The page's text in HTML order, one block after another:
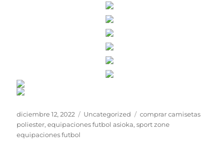
Publicado
el
diciembre 12, 2022 Categorías
Uncategorized Etiquetas
comprar camisetas
poliester,equipaciones futbol asioka,sport zone
equipaciones futbol